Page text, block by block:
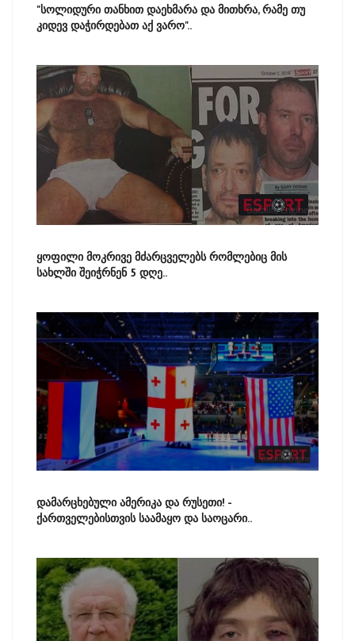
"სოლიდური თანხით დაეხმარა და მითხრა, რამე თუ
კიდევ დაჭირდებათ აქ ვარო"..
ყოფილი მოკრივე მძარცველებს რომლებიც მის
სახლში შეიჭრნენ 5 დღე..
დამარცხებული ამერიკა და რუსეთი! -
ქართველებისთვის საამაყო და საოცარი..